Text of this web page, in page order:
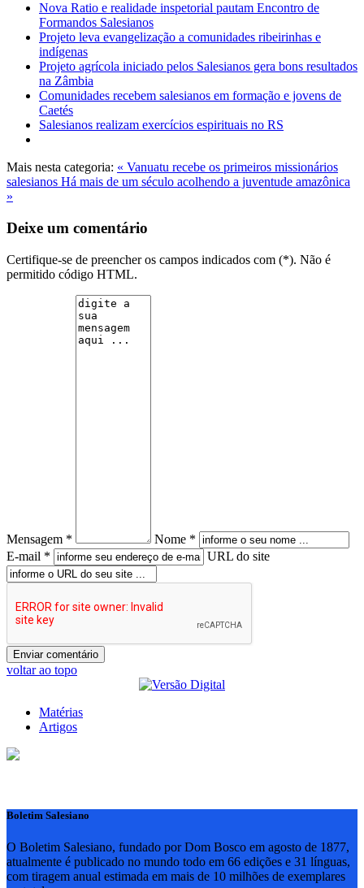
Nova Ratio e realidade inspetorial pautam Encontro de
Formandos Salesianos
Projeto leva evangelização a comunidades ribeirinhas e
indígenas
Projeto agrícola iniciado pelos Salesianos gera bons resultados
na Zâmbia
Comunidades recebem salesianos em formação e jovens de
Caetés
Salesianos realizam exercícios espirituais no RS
Mais nesta categoria: « Vanuatu recebe os primeiros missionários
salesianos Há mais de um século acolhendo a juventude amazônica
»
Deixe um comentário
Certifique-se de preencher os campos indicados com (*). Não é
permitido código HTML.
Mensagem *
Nome *
E-mail *
URL do site
voltar ao topo
Matérias
Artigos
Boletim Salesiano
O Boletim Salesiano, fundado por Dom Bosco em agosto de 1877,
atualmente é publicado no mundo todo em 66 edições e 31 línguas,
com tiragem anual estimada em mais de 10 milhões de exemplares